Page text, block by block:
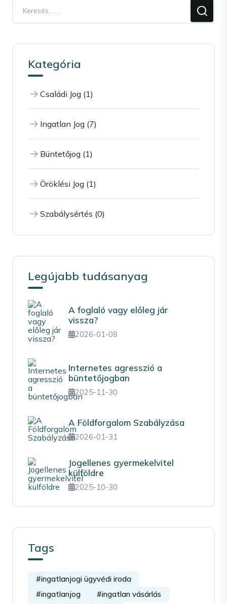
Kategória
Családi Jog (1)
Ingatlan Jog (7)
Büntetőjog (1)
Öröklési Jog (1)
Szabálysértés (0)
Legújabb tudásanyag
A foglaló vagy előleg jár
vissza?
2026-01-08
Internetes agresszió a
büntetőjogban
2025-11-30
A Földforgalom Szabályzása
2026-01-31
Jogellenes gyermekelvitel
külföldre
2025-10-30
Tags
#ingatlanjogi ügyvédi iroda
#ingatlanjog
#ingatlan vásárlás